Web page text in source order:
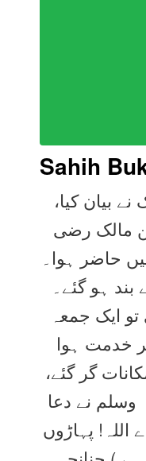
Sahih
بیان کیا،
مالک رضی
حاضر ہوا۔
ہو گئے۔
ایک جمعہ
خدمت ہوا
گر گئے،
وسلم نے دعا
اللہ! پہاڑوں